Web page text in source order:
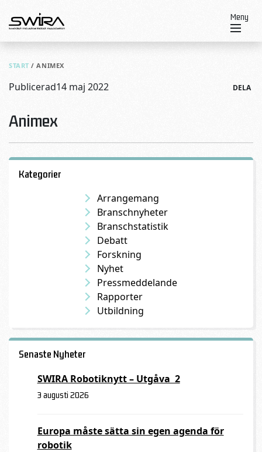
Meny
START / ANIMEX
Publicerad14 maj 2022 DELA
Animex
Kategorier
Arrangemang
Branschnyheter
Branschstatistik
Debatt
Forskning
Nyhet
Pressmeddelande
Rapporter
Utbildning
Senaste Nyheter
SWIRA Robotiknytt – Utgåva 2
3 augusti 2026
Europa måste sätta sin egen agenda för
robotik